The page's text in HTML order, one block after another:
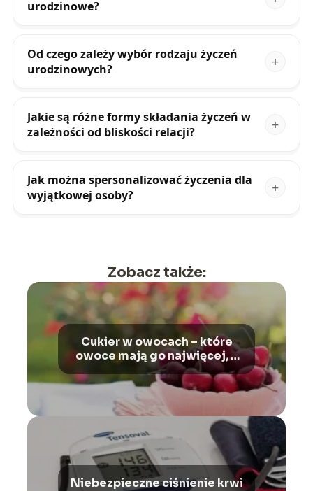
urodzinowe?
Od czego zależy wybór rodzaju życzeń
urodzinowych?
Jakie są różne formy składania życzeń w
zależności od bliskości relacji?
Jak można spersonalizować życzenia dla
wyjątkowej osoby?
Zobacz także:
Cukier w owocach – które
owoce mają go najwięcej, a
które najmniej.
Niebezpieczne ciśnienie krwi